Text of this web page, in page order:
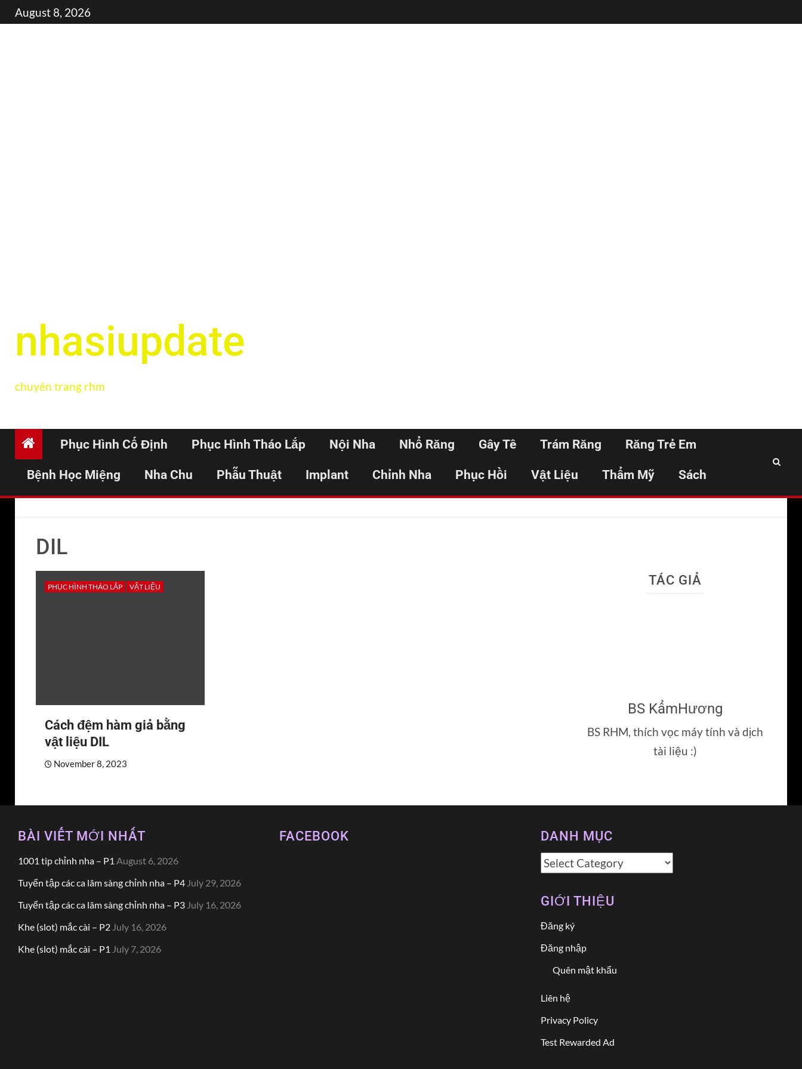
Skip
to
August 8, 2026
nhasiupdate
chuyên trang rhm
Phục Hình Cố Định Phục Hình Tháo Lắp Nội Nha Nhổ Răng Gây Tê Trám Răng Răng Trẻ Em
Bệnh Học Miệng Nha Chu Phẫu Thuật Implant Chỉnh Nha Phục Hồi Vật Liệu Thẩm Mỹ Sách
DIL
PHỤC HÌNH THÁO LẮP VẬT LIỆU
Cách đệm hàm giả bằng
vật liệu DIL
November 8, 2023
TÁC GIẢ
BS KẩmHương
BS RHM, thích vọc máy tính và dịch
tài liệu :)
BÀI VIẾT MỚI NHẤT
1001 tip chỉnh nha – P1 August 6, 2026
Tuyển tập các ca lâm sàng chỉnh nha – P4 July 29, 2026
Tuyển tập các ca lâm sàng chỉnh nha – P3 July 16, 2026
Khe (slot) mắc cài – P2 July 16, 2026
Khe (slot) mắc cài – P1 July 7, 2026
FACEBOOK DANH MỤC
Danh
GIỚI THIỆU
Đăng ký
Đăng nhập
Quên mật khẩu
Liên hệ
Privacy Policy
Test Rewarded Ad